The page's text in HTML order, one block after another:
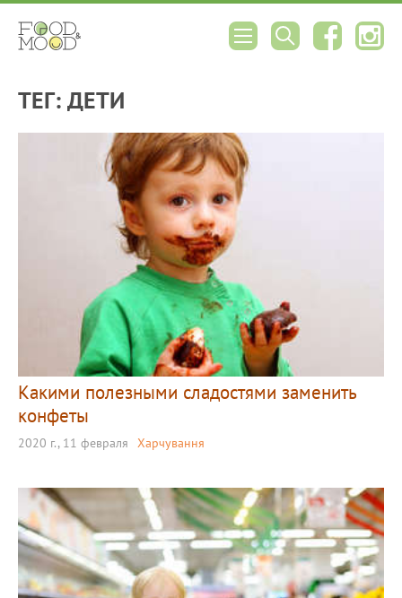
ТЕГ: ДЕТИ
Какими полезными сладостями заменить
конфеты
2020 г., 11 февраля Харчування